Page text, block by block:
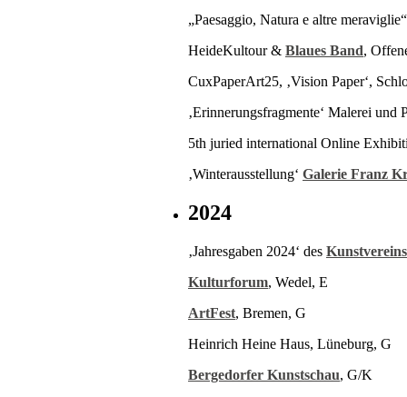
„Paesaggio, Natura e altre
HeideKultour & Blaues Band,
CuxPaperArt25, ‚Vision Paper‘,
‚Erinnerungsfragmente‘ Malerei und
5th juried international Online
‚Winterausstellung‘ Galerie Franz
2024
‚Jahresgaben 2024‘ des
Kulturforum, Wedel, E
ArtFest, Bremen, G
Heinrich Heine Haus, Lüneburg, G
Bergedorfer Kunstschau, G/K